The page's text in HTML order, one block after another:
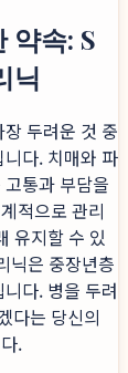
약속: S
닉
두려운 것 중
다. 치매와 파
통과 부담을
적으로 관리
유지할 수 있
닉은 중장년층
다. 병을 두려
다는 당신의
.